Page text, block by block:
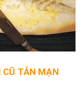
CŨ TẢN MẠN